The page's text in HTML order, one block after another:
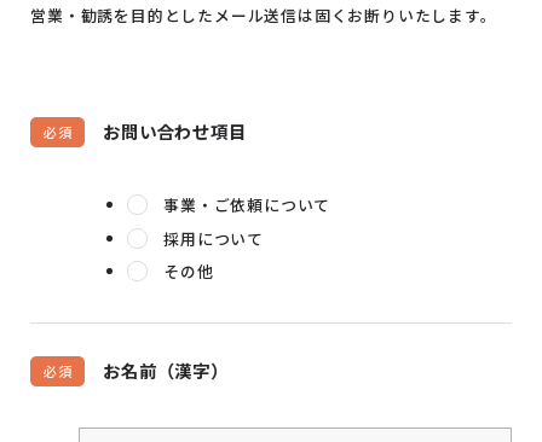
営業・勧誘を目的としたメール送信は固くお断りいたします。
お問い合わせ項目
必須
事業・ご依頼について
採用について
その他
お名前（漢字）
必須